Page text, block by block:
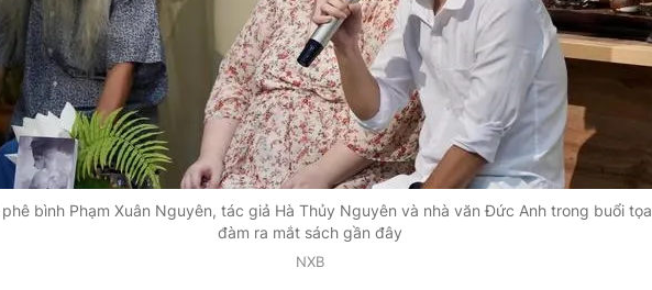
phê bình Phạm Xuân Nguyên, tác giả Hà Thủy Nguyên và nhà văn Đức Anh trong buổi tọa
đàm ra mắt sách gần đây
NXB